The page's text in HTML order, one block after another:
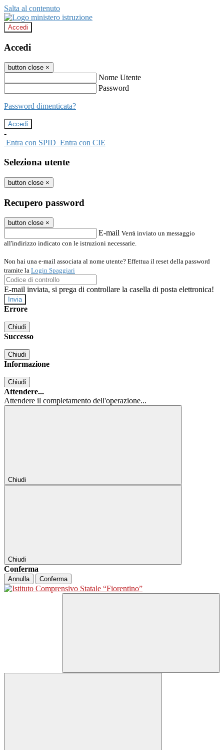
Salta al contenuto
Accedi
Accedi
button close ×
Nome Utente
Password
Password dimenticata?
-
Entra con SPID Entra con CIE
Seleziona utente
button close ×
Recupero password
button close ×
E-mail Verrà inviato un messaggio
all'indirizzo indicato con le istruzioni necessarie.
Non hai una e-mail associata al nome utente? Effettua il reset della password
tramite la Login Spaggiari
E-mail inviata, si prega di controllare la casella di posta elettronica!
Errore
Chiudi
Successo
Chiudi
Informazione
Chiudi
Attendere...
Attendere il completamento dell'operazione...
Chiudi
Chiudi
Conferma
Annulla Conferma